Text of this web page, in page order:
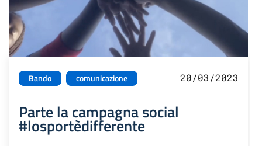
Bando comunicazione 20/03/2023
Parte la campagna social
#losportèdifferente